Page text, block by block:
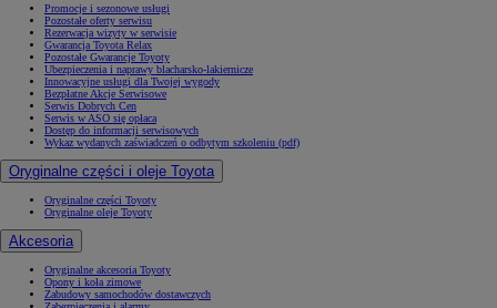
Promocje i sezonowe usługi
Pozostałe oferty serwisu
Rezerwacja wizyty w serwisie
Gwarancja Toyota Relax
Pozostałe Gwarancje Toyoty
Ubezpieczenia i naprawy blacharsko-lakiernicze
Innowacyjne usługi dla Twojej wygody
Bezpłatne Akcje Serwisowe
Serwis Dobrych Cen
Serwis w ASO się opłaca
Dostęp do informacji serwisowych
Wykaz wydanych zaświadczeń o odbytym szkoleniu (pdf)
Oryginalne części i oleje Toyota
Oryginalne części Toyoty
Oryginalne oleje Toyoty
Akcesoria
Oryginalne akcesoria Toyoty
Opony i koła zimowe
Zabudowy samochodów dostawczych